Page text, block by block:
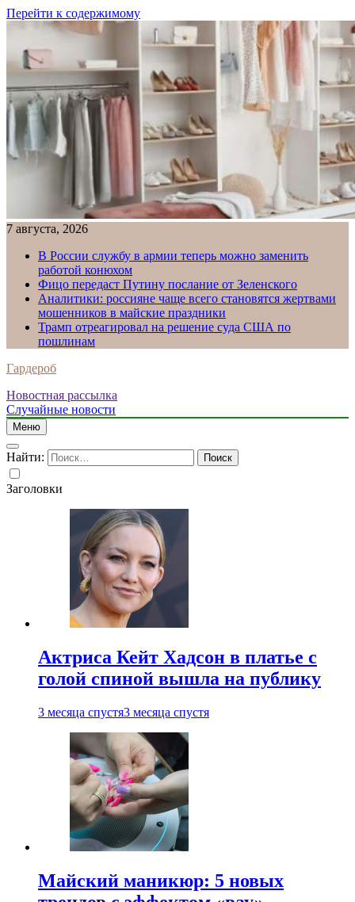
Перейти к содержимому
7 августа, 2026
В России службу в армии теперь можно заменить
работой конюхом
Фицо передаст Путину послание от Зеленского
Аналитики: россияне чаще всего становятся жертвами
мошенников в майские праздники
Трамп отреагировал на решение суда США по
пошлинам
Гардероб
Новостная рассылка
Случайные новости
Меню
Найти:
Заголовки
Актриса Кейт Хадсон в платье с
голой спиной вышла на публику
3 месяца спустя3 месяца спустя
Майский маникюр: 5 новых